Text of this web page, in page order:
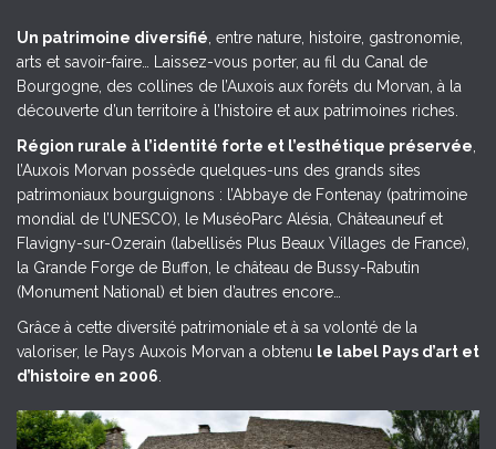
Un patrimoine diversifié , entre nature, histoire, gastronomie,
arts et savoir-faire… Laissez-vous porter, au fil du Canal de
Bourgogne, des collines de l’Auxois aux forêts du Morvan, à la
découverte d’un territoire à l’histoire et aux patrimoines riches.
Région rurale à l’identité forte et l’esthétique préservée
l’Auxois Morvan possède quelques-uns des grands sites
patrimoniaux bourguignons : l’Abbaye de Fontenay (patrimoine
mondial de l’UNESCO), le MuséoParc Alésia, Châteauneuf et
Flavigny-sur-Ozerain (labellisés Plus Beaux Villages de France),
la Grande Forge de Buffon, le château de Bussy-Rabutin
(Monument National) et bien d’autres encore…
Grâce à cette diversité patrimoniale et à sa volonté de la
valoriser, le Pays Auxois Morvan a obtenu le label Pays d’art et
d’histoire en 2006